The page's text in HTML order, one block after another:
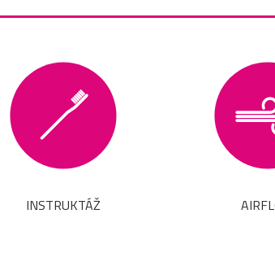
INSTRUKTÁŽ